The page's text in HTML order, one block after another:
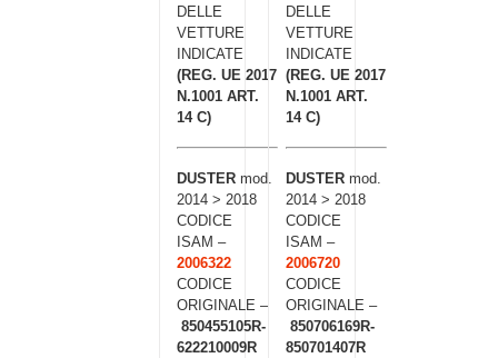
DELLE
VETTURE
INDICATE
(REG. UE 2017
N.1001 ART.
14 C)
DUSTER mod.
2014 > 2018
CODICE
ISAM –
2006322
CODICE
ORIGINALE –
850455105R-
622210009R
DELLE
VETTURE
INDICATE
(REG. UE 2017
N.1001 ART.
14 C)
DUSTERmod.
2014 > 2018
CODICE
ISAM –
2006720
CODICE
ORIGINALE –
850706169R-
850701407R